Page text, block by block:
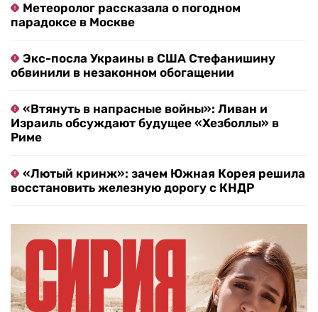
Метеоролог рассказала о погодном
парадоксе в Москве
Экс-посла Украины в США Стефанишину
обвинили в незаконном обогащении
«Втянуть в напрасные войны»: Ливан и
Израиль обсуждают будущее «Хезболлы» в
Риме
«Лютый кринж»: зачем Южная Корея решила
восстановить железную дорогу с КНДР